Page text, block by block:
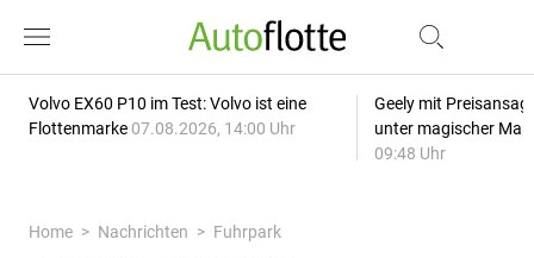
Volvo EX60 P10 im Test: Volvo ist eine
Flottenmarke 07.08.2026, 14:00 Uhr
Geely mit
unter magischer
09:48 Uhr
Home Nachrichten
Fuhrpark